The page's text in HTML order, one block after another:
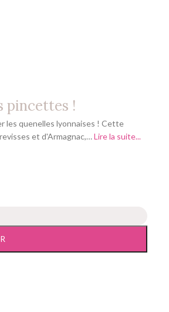
pincettes !
les quenelles lyonnaises ! Cette
et d'Armagnac,…Lire la suite...